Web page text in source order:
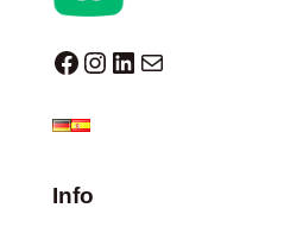
Dogo facebook InstagramLinkedIn Mail
Info